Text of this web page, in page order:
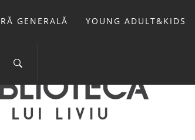
GENERALĂ YOUNG ADULT&KIDS